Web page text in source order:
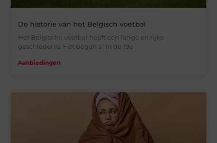
De historie van het Belgisch voetbal
Het Belgische voetbal heeft een lange en rijke
geschiedenis. Het begon al in de 19e
Aanbiedingen